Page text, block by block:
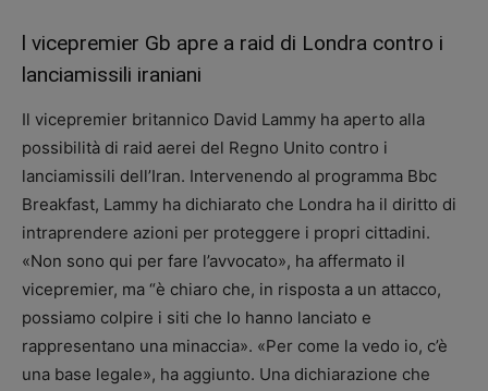
l vicepremier Gb apre a raid di Londra contro i
lanciamissili iraniani
Il vicepremier britannico David Lammy ha aperto alla
possibilità di raid aerei del Regno Unito contro i
lanciamissili dell’Iran. Intervenendo al programma Bbc
Breakfast, Lammy ha dichiarato che Londra ha il diritto di
intraprendere azioni per proteggere i propri cittadini.
«Non sono qui per fare l’avvocato», ha affermato il
vicepremier, ma “è chiaro che, in risposta a un attacco,
possiamo colpire i siti che lo hanno lanciato e
rappresentano una minaccia». «Per come la vedo io, c’è
una base legale», ha aggiunto. Una dichiarazione che